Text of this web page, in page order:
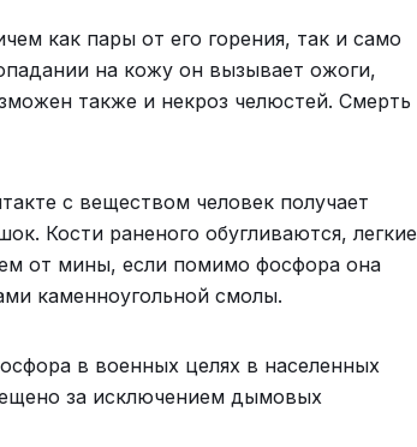
как пары от его горения, так и само
на кожу он вызывает ожоги,
также и некроз челюстей. Смерть
с веществом человек получает
Кости раненого обугливаются, легкие
от мины, если помимо фосфора она
каменноугольной смолы.
в военных целях в населенных
за исключением дымовых